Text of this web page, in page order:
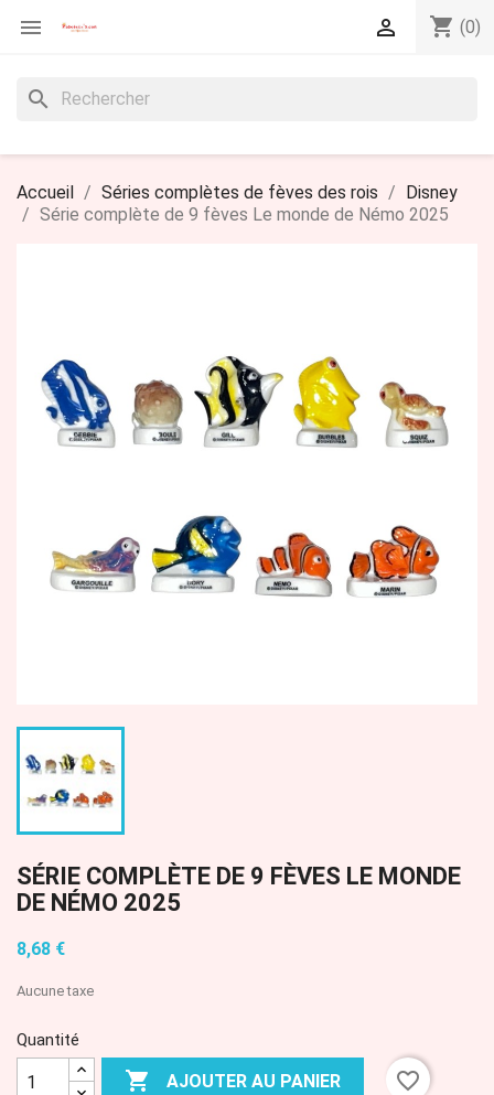
 shopping_cart (0)

search
Accueil Séries complètes de fèves des rois
Disney
Série complète de 9 fèves Le monde de Némo 2025
SÉRIE COMPLÈTE DE 9 FÈVES LE MONDE
DE NÉMO 2025
8,68 €
Aucune taxe
Quantité
 AJOUTER AU PANIER favorite_border